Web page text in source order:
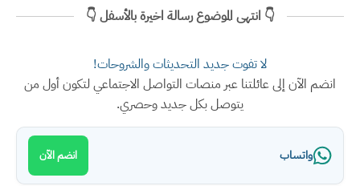
👇 انتهى الموضوع رسالة اخيرة بالأسفل 👇
لا تفوت جديد التحديثات والشروحات!
انضم الآن إلى عائلتنا عبر منصات التواصل الاجتماعي لتكون أول من
يتوصل بكل جديد وحصري.
واتساب انضم الآن